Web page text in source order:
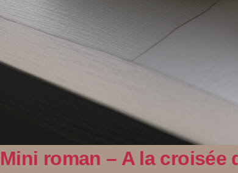
Mini roman – A la croisée